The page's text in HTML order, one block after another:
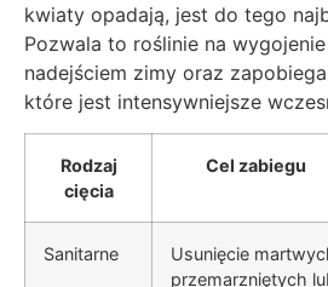
kwiaty opadają, jest do tego
Pozwala to roślinie na
nadejściem zimy oraz
które jest intensywniejsze
Rodzaj
cięcia
Cel zabiegu
Sanitarne
Usunięcie
przemarzniętych